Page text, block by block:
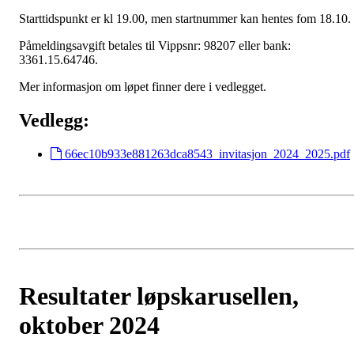
Starttidspunkt er kl 19.00, men startnummer kan hentes fom 18.10.
Påmeldingsavgift betales til Vippsnr: 98207 eller bank:
3361.15.64746.
Mer informasjon om løpet finner dere i vedlegget.
Vedlegg:
66ec10b933e881263dca8543_invitasjon_2024_2025.pdf
Resultater løpskarusellen,
oktober 2024